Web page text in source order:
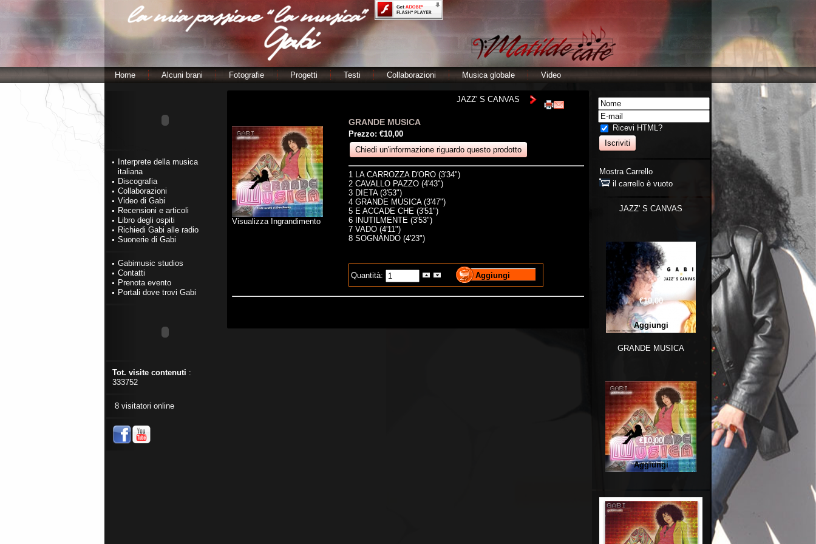
Home Alcuni brani Fotografie Progetti Testi Collaborazioni Musica globale Video
Interprete della musica
italiana
Discografia
Collaborazioni
Video di Gabi
Recensioni e articoli
Libro degli ospiti
Richiedi Gabi alle radio
Suonerie di Gabi
Gabimusic studios
Contatti
Prenota evento
Portali dove trovi Gabi
Tot. visite contenuti :
333752
8 visitatori online
JAZZ' S CANVAS
Visualizza Ingrandimento
GRANDE MUSICA
Prezzo: €10,00
Chiedi un'informazione riguardo questo prodotto
1 LA CARROZZA D'ORO (3'34")
2 CAVALLO PAZZO (4'43")
3 DIETA (3'53")
4 GRANDE MUSICA (3'47")
5 E ACCADE CHE (3'51")
6 INUTILMENTE (3'53")
7 VADO (4'11")
8 SOGNANDO (4'23")
Quantità:
Ricevi HTML?
Mostra Carrello
il carrello è vuoto
JAZZ' S CANVAS
€10,00
GRANDE MUSICA
€10,00